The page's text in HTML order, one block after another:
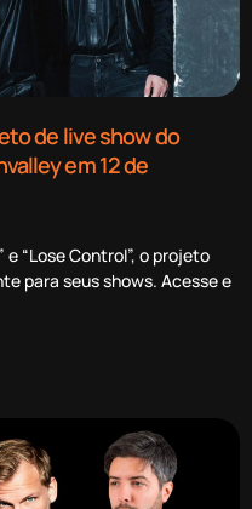
de live show do
em 12 de
e “Lose Control”, o projeto
para seus shows. Acesse e